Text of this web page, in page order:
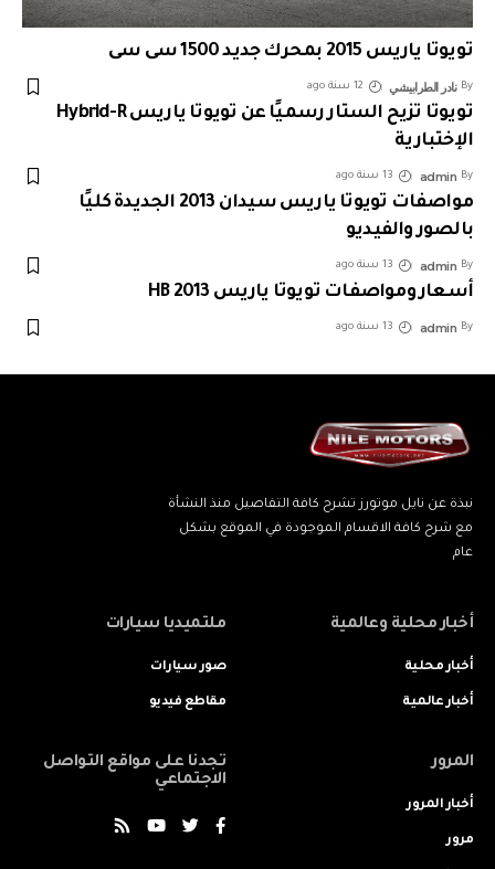
تويوتا ياريس 2015 بمحرك جديد 1500 سى سى
By نادر الطرابيشي 12 سنة ago
تويوتا تزيح الستار رسميًا عن تويوتا ياريس Hybrid-R
الإختبارية
By
admin 13 سنة ago
مواصفات تويوتا ياريس سيدان 2013 الجديدة كليًا
بالصور والفيديو
By
admin 13 سنة ago
أسعار ومواصفات تويوتا ياريس 2013 HB
By
admin 13 سنة ago
نبذة عن نايل موتورز تشرح كافة التفاصيل منذ النشأة
مع شرح كافة الاقسام الموجودة في الموقع بشكل
عام
أخبار محلية وعالمية
أخبار محلية
أخبار عالمية
ملتميديا سيارات
صور سيارات
مقاطع فيديو
المرور
أخبار المرور
مرور
تجدنا على مواقع التواصل
الاجتماعي